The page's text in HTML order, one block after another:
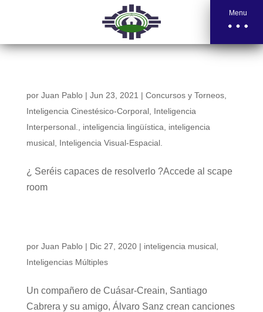
Menu
por Juan Pablo| Jun 23, 2021 | Concursos y Torneos,
Inteligencia Cinestésico-Corporal, Inteligencia
Interpersonal.
inteligencia lingüística
inteligencia
musical, Inteligencia Visual-Espacial.
¿ Seréis capaces de resolverlo ?Accede al scape
room
por Juan Pablo| Dic 27, 2020| inteligencia musical,
Inteligencias Múltiples
Un compañero de Cuásar-Creain, Santiago
Cabrera y su amigo, Álvaro Sanz crean canciones